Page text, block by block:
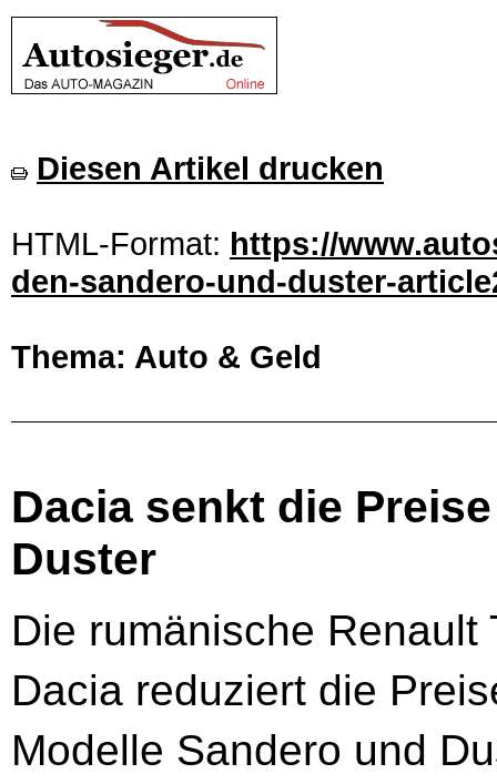
Diesen Artikel drucken
HTML-Format: https://
den-sandero-und-duster-
Thema: Auto & Geld
Dacia senkt die
Duster
Die rumänische Renault
Dacia reduziert die
Modelle Sandero und